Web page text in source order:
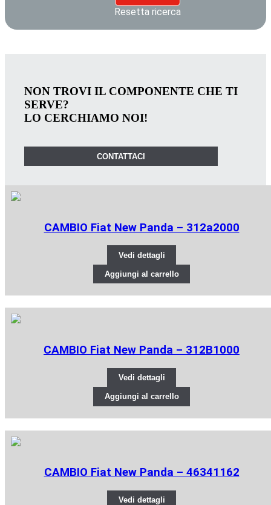
Resetta ricerca
NON TROVI IL COMPONENTE CHE TI
SERVE?
LO CERCHIAMO NOI!
CONTATTACI
CAMBIO Fiat New Panda – 312a2000
Vedi dettagli
Aggiungi al carrello
CAMBIO Fiat New Panda – 312B1000
Vedi dettagli
Aggiungi al carrello
CAMBIO Fiat New Panda – 46341162
Vedi dettagli